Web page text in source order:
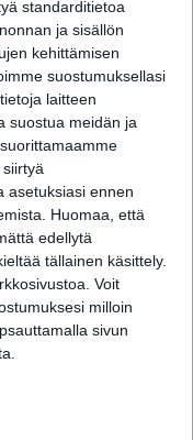
standarditietoa
ja sisällön
kehittämisen
suostumuksellasi
laitteen
suostua meidän ja
asetuksiasi ennen
Huomaa, että
edellytä
tällainen käsittely.
Voit
milloin
sivun